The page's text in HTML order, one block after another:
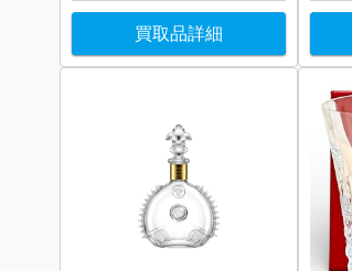
買取品詳細